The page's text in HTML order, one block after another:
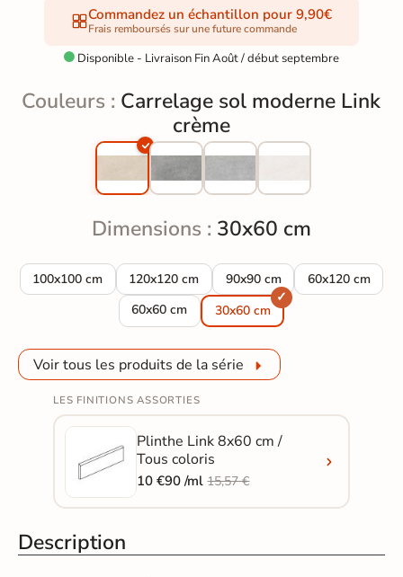
Commandez un échantillon pour 9,90€
Frais remboursés sur une future commande
 Disponible - Livraison Fin Août / début septembre
Couleurs : Carrelage sol moderne Link
crème
Dimensions : 30x60 cm
100x100 cm
Carrelage sol moderne Link crème 100x100 cm
120x120 cm
Carrelage sol moderne Link crème 120x120 cm
90x90 cm
Carrelage sol moderne Link
60x120 cm
Carrelage sol
60x60 cm
Carrelage sol moderne Link crème 60x60 cm
30x60 cm
Voir tous les produits de la série
LES FINITIONS ASSORTIES
Plinthe Link 8x60 cm /
Tous coloris
10 €90 /ml15,57 €
Description